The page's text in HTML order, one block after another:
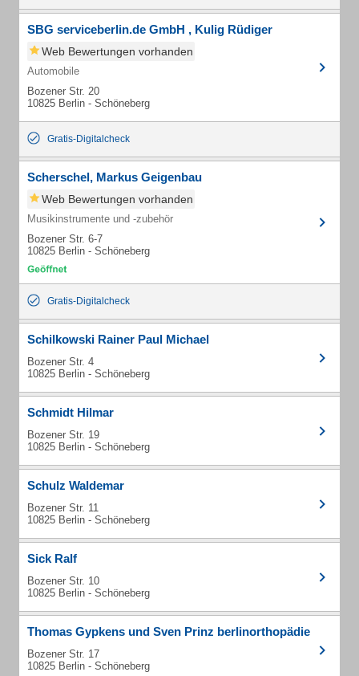
SBG serviceberlin.de GmbH , Kulig Rüdiger
Web Bewertungen vorhanden
Automobile
Bozener Str. 20
10825 Berlin - Schöneberg
Gratis-Digitalcheck
Scherschel, Markus Geigenbau
Web Bewertungen vorhanden
Musikinstrumente und -zubehör
Bozener Str. 6-7
10825 Berlin - Schöneberg
Gratis-Digitalcheck
Schilkowski Rainer Paul Michael
Bozener Str. 4
10825 Berlin - Schöneberg
Schmidt Hilmar
Bozener Str. 19
10825 Berlin - Schöneberg
Schulz Waldemar
Bozener Str. 11
10825 Berlin - Schöneberg
Sick Ralf
Bozener Str. 10
10825 Berlin - Schöneberg
Thomas Gypkens und Sven Prinz berlinorthopädie
Bozener Str. 17
10825 Berlin - Schöneberg